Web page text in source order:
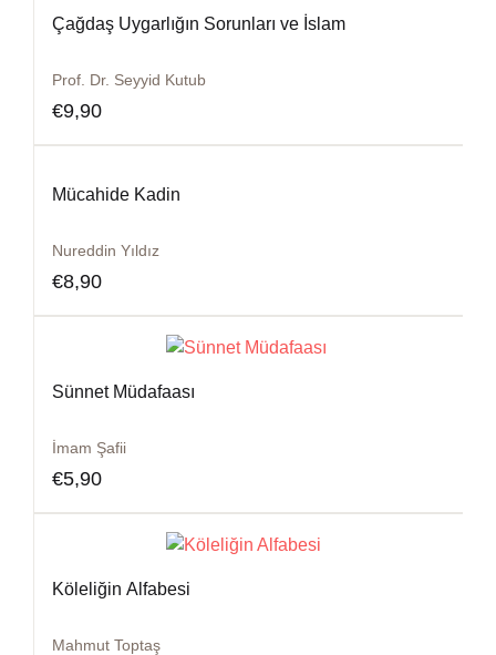
Çağdaş Uygarlığın Sorunları ve İslam
Prof. Dr. Seyyid Kutub
€9,90
Mücahide Kadin
Nureddin Yıldız
€8,90
Sünnet Müdafaası
İmam Şafii
€5,90
Köleliğin Alfabesi
Mahmut Toptaş